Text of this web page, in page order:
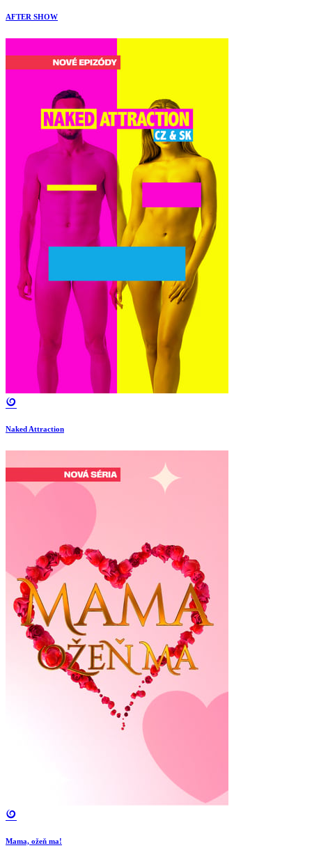
AFTER SHOW
Naked Attraction
Mama, ožeň ma!